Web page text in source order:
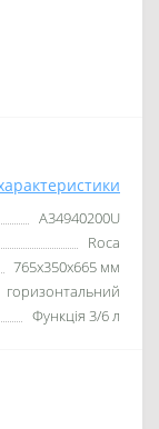
A34940200U
Roca
765х350х665 мм
горизонтальний
Функція 3/6 л